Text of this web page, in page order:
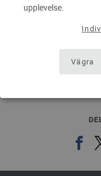
upplevelse.
Vägra
Exkl. Moms, plus